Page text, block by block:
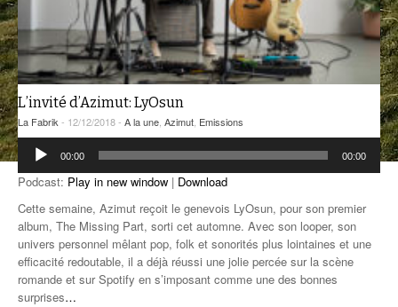
THEME FORCE
ZIRCONIUM
L’invité d’Azimut: LyOsun
La Fabrik - 12/12/2018 - A la une Azimut Emissions
Lecteur
audio
00:00 00:00
Podcast: Play in new window | Download
Cette semaine, Azimut reçoit le genevois LyOsun, pour son premier
album, The Missing Part, sorti cet automne. Avec son looper, son
univers personnel mêlant pop, folk et sonorités plus lointaines et une
efficacité redoutable, il a déjà réussi une jolie percée sur la scène
romande et sur Spotify en s’imposant comme une des bonnes
surprises…